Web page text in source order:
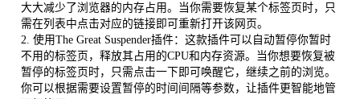
大大减少了浏览器的内存占用。当你需要恢复某个标签页时，只
需在列表中点击对应的链接即可重新打开该网页。
2. 使用The Great Suspender插件：这款插件可以自动暂停你暂时
不用的标签页，释放其占用的CPU和内存资源。当你想要恢复被
暂停的标签页时，只需点击一下即可唤醒它，继续之前的浏览。
你可以根据需要设置暂停的时间间隔等参数，让插件更智能地管